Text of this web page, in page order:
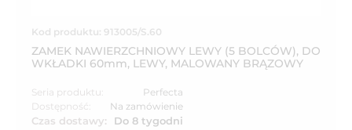
Kod produktu: 913005/S.60
ZAMEK NAWIERZCHNIOWY LEWY (5 BOLCÓW), DO
WKŁADKI 60mm, LEWY, MALOWANY BRĄZOWY
Seria produktu:
Perfecta
Dostępność:
Na zamówienie
Czas dostawy: Do 8 tygodni